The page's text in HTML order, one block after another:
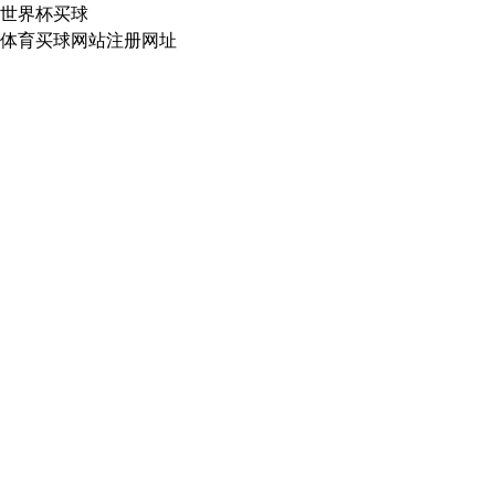
世界杯买球
体育买球网站注册网址